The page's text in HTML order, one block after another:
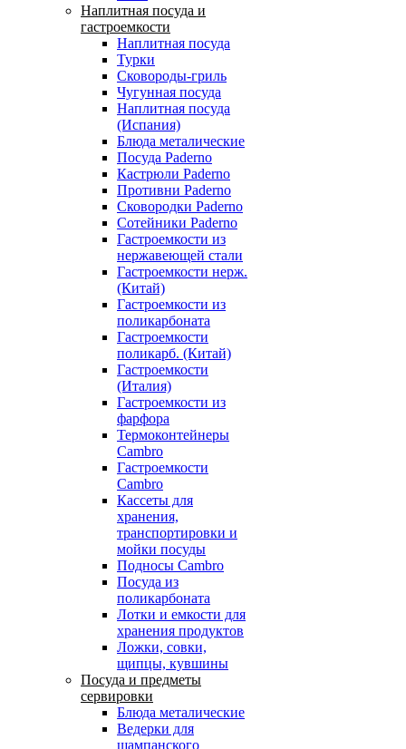
Наплитная посуда и
гастроемкости
Наплитная посуда
Турки
Сковороды-гриль
Чугунная посуда
Наплитная посуда
(Испания)
Блюда металические
Посуда Paderno
Кастрюли Paderno
Противни Paderno
Сковородки Paderno
Сотейники Paderno
Гастроемкости из
нержавеющей стали
Гастроемкости нерж.
(Китай)
Гастроемкости из
поликарбоната
Гастроемкости
поликарб. (Китай)
Гастроемкости
(Италия)
Гастроемкости из
фарфора
Термоконтейнеры
Cambro
Гастроемкости
Cambro
Кассеты для
хранения,
транспортировки и
мойки посуды
Подносы Cambro
Посуда из
поликарбоната
Лотки и емкости для
хранения продуктов
Ложки, совки,
щипцы, кувшины
Посуда и предметы
сервировки
Блюда металические
Ведерки для
шампанского